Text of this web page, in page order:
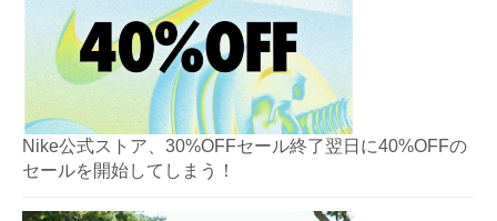
Nike公式ストア、30%OFFセール終了翌日に40%OFFの
セールを開始してしまう！